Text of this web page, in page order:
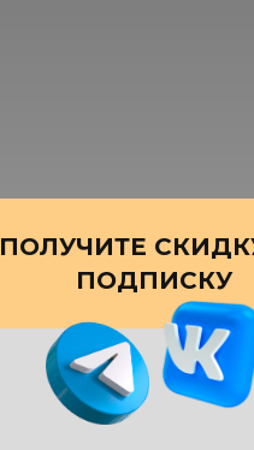
ПОЛУЧИТЕ
ПОДПИСКУ